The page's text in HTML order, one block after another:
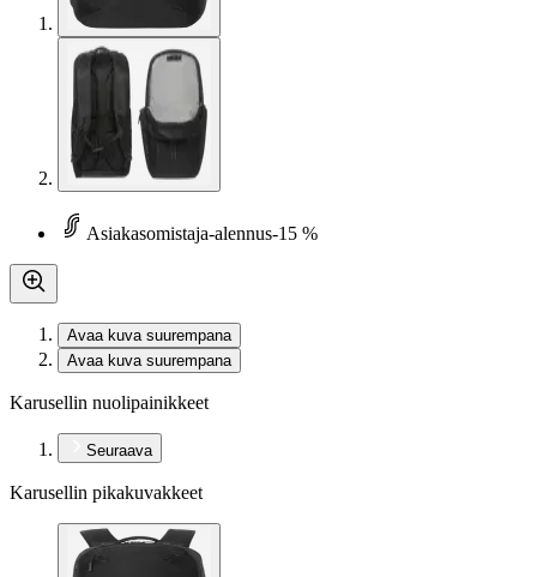
Asiakasomistaja-alennus-15 %
Avaa kuva suurempana
Avaa kuva suurempana
Karusellin nuolipainikkeet
Seuraava
Karusellin pikakuvakkeet